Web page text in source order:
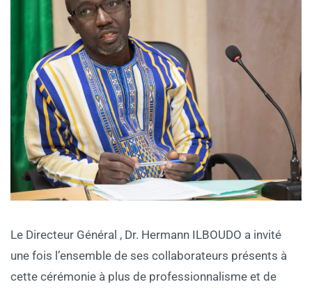
Le Directeur Général , Dr. Hermann ILBOUDO a invité
une fois l’ensemble de ses collaborateurs présents à
cette cérémonie à plus de professionnalisme et de